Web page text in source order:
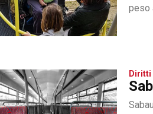
peso
Diritti